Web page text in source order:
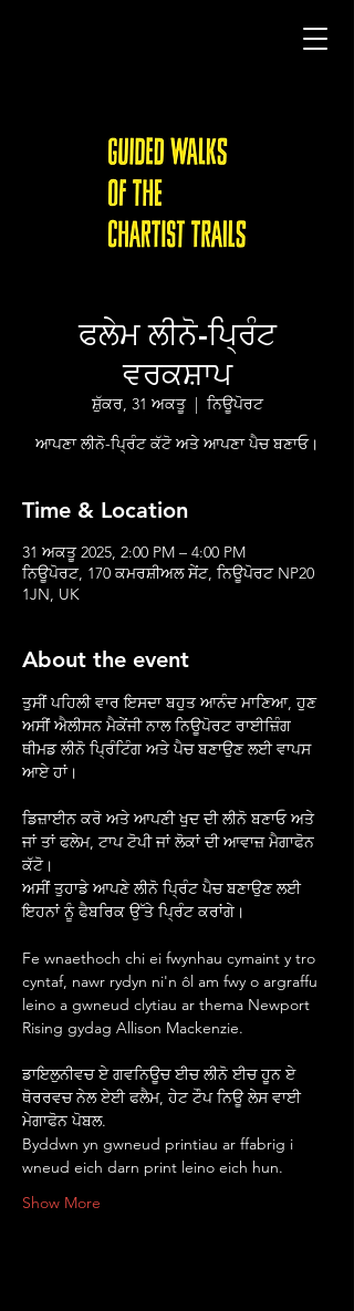
ਫਲੇਮ ਲੀਨੋ-ਪ੍ਰਿੰਟ
ਵਰਕਸ਼ਾਪ
ਸ਼ੁੱਕਰ, 31 ਅਕਤੂ
  |
ਨਿਊਪੋਰਟ
ਆਪਣਾ ਲੀਨੋ-ਪ੍ਰਿੰਟ ਕੱਟੋ ਅਤੇ ਆਪਣਾ ਪੈਚ ਬਣਾਓ।
Time & Location
31 ਅਕਤੂ 2025, 2:00 PM – 4:00 PM
ਨਿਊਪੋਰਟ, 170 ਕਮਰਸ਼ੀਅਲ ਸੇਂਟ, ਨਿਊਪੋਰਟ NP20
1JN, UK
About the event
ਤੁਸੀਂ ਪਹਿਲੀ ਵਾਰ ਇਸਦਾ ਬਹੁਤ ਆਨੰਦ ਮਾਣਿਆ, ਹੁਣ
ਅਸੀਂ ਐਲੀਸਨ ਮੈਕੇਂਜੀ ਨਾਲ ਨਿਊਪੋਰਟ ਰਾਈਜ਼ਿੰਗ
ਥੀਮਡ ਲੀਨੋ ਪ੍ਰਿੰਟਿੰਗ ਅਤੇ ਪੈਚ ਬਣਾਉਣ ਲਈ ਵਾਪਸ
ਆਏ ਹਾਂ।
ਡਿਜ਼ਾਈਨ ਕਰੋ ਅਤੇ ਆਪਣੀ ਖੁਦ ਦੀ ਲੀਨੋ ਬਣਾਓ ਅਤੇ
ਜਾਂ ਤਾਂ ਫਲੇਮ, ਟਾਪ ਟੋਪੀ ਜਾਂ ਲੋਕਾਂ ਦੀ ਆਵਾਜ਼ ਮੈਗਾਫੋਨ
ਕੱਟੋ।
ਅਸੀਂ ਤੁਹਾਡੇ ਆਪਣੇ ਲੀਨੋ ਪ੍ਰਿੰਟ ਪੈਚ ਬਣਾਉਣ ਲਈ
ਇਹਨਾਂ ਨੂੰ ਫੈਬਰਿਕ ਉੱਤੇ ਪ੍ਰਿੰਟ ਕਰਾਂਗੇ।
Fe wnaethoch chi ei fwynhau cymaint y tro
cyntaf, nawr rydyn ni'n ôl am fwy o argraffu
leino a gwneud clytiau ar thema Newport
Rising gydag Allison Mackenzie.
ਡਾਇਲੁਨੀਵਚ ਏ ਗਵਨਿਊਚ ਈਚ ਲੀਨੋ ਈਚ ਹੂਨ ਏ
ਥੋਰਰਵਚ ਨੇਲ ਏਈ ਫਲੈਮ, ਹੇਟ ਟੌਪ ਨਿਊ ਲੇਸ ਵਾਈ
ਮੇਗਾਫੋਨ ਪੋਬਲ.
Byddwn yn gwneud printiau ar ffabrig i
wneud eich darn print leino eich hun.
Show More